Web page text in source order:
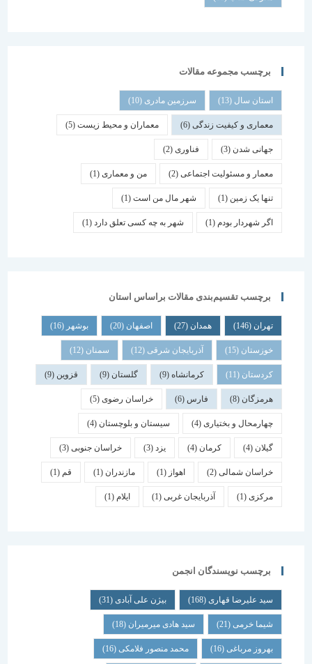
برچسب مجموعه مقالات
استان سال(13) سرزمین مادری(10)
معماری و کیفیت زندگی(6) معماران و محیط زیست(5)
جهانی شدن(3) فناوری (2)
معمار و مسئولیت اجتماعی (2) من و معماری (1)
تنها یک زمین(1) شهر مال من است(1)
اگر شهردار بودم (1) شهر به چه کسی تعلق دارد(1)
برچسب تقسیم‌بندی مقالات براساس استان
همدان اصفهان (20) بوشهر
خوزستان(15) آذربایجان شرقی(12) سمنان (12)
کردستان(11) کرمانشاه(9) گلستان (9) قزوین
هرمزگان(8) فارس خراسان رضوی(5)
چهارمحال و بختیاری (4) سیستان و بلوچستان(4)
کرمان یزد خراسان جنوبی(3)
خراسان شمالی(2) اهواز مازندران(1) قم
(1) آذربایجان غربی(1) ایلام
برچسب نویسندگان انجمن
سید علیرضا قهاری(168) بیژن علی آبادی(31)
شیما خرمی(21) سید هادی میرمیران(18)
بهروز مرباغی (16) محمد منصور فلامکی (16)